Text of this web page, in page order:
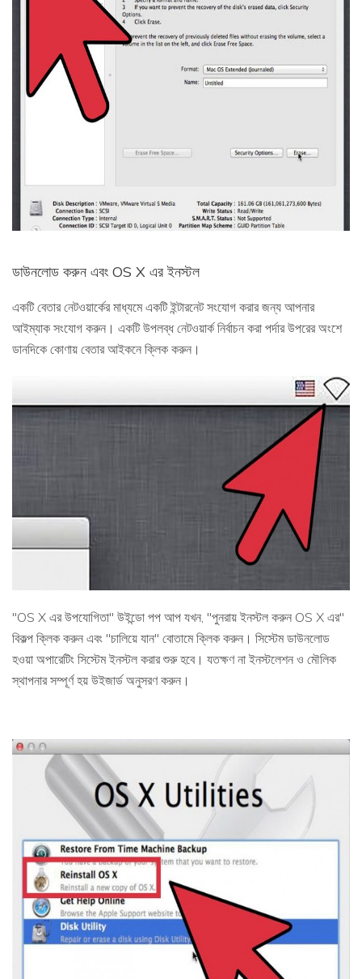
ডাউনলোড করুন এবং OS X এর ইনস্টল
একটি বেতার নেটওয়ার্কের মাধ্যমে একটি ইন্টারনেট সংযোগ করার জন্য আপনার
আইম্যাক সংযোগ করুন। একটি উপলব্ধ নেটওয়ার্ক নির্বাচন করা পর্দার উপরের অংশে
ডানদিকে কোণায় বেতার আইকনে ক্লিক করুন।
"OS X এর উপযোগিতা" উইন্ডো পপ আপ যখন, "পুনরায় ইনস্টল করুন OS X এর"
বিকল্প ক্লিক করুন এবং "চালিয়ে যান" বোতামে ক্লিক করুন। সিস্টেম ডাউনলোড
হওয়া অপারেটিং সিস্টেম ইনস্টল করার শুরু হবে। যতক্ষণ না ইনস্টলেশন ও মৌলিক
স্থাপনার সম্পূর্ণ হয় উইজার্ড অনুসরণ করুন।